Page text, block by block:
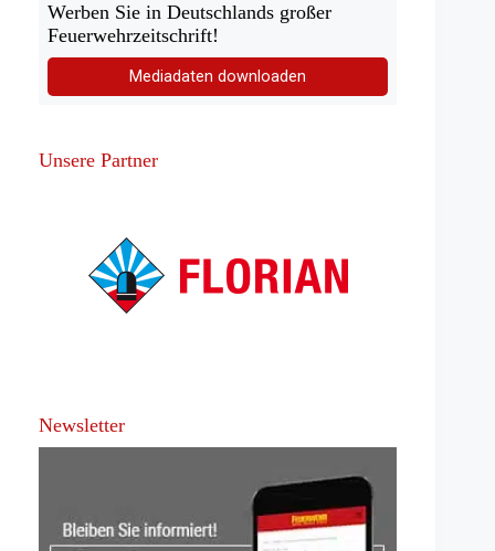
Werben Sie in Deutschlands großer
Feuerwehrzeitschrift!
Mediadaten downloaden
Unsere Partner
Newsletter